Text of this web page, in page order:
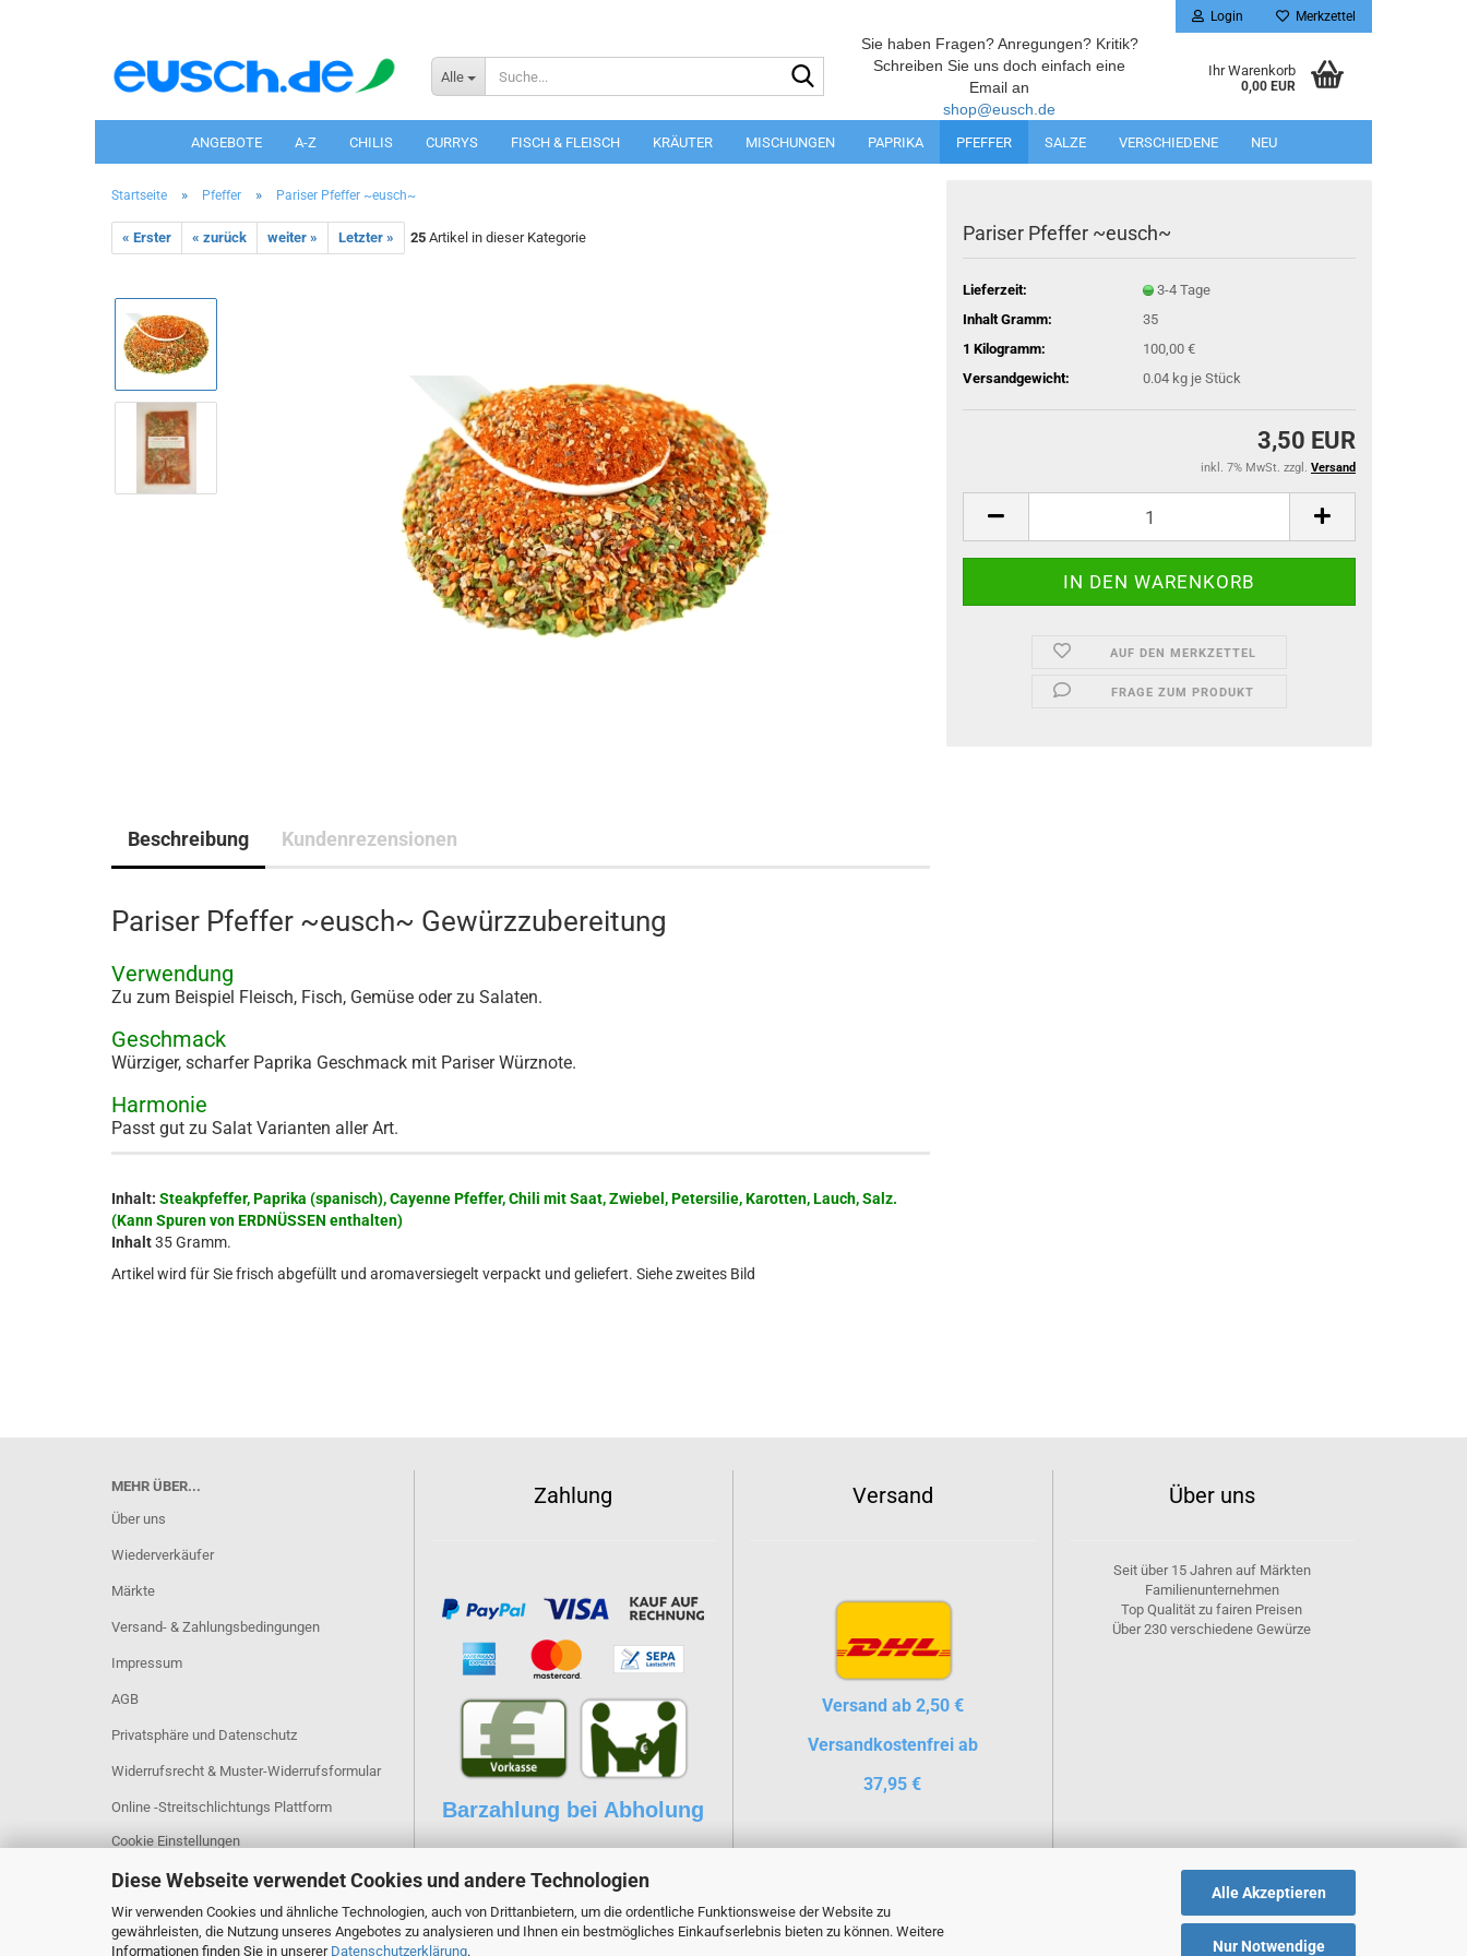
Diese Webseite verwendet Cookies und andere Technologien
Wir verwenden Cookies und ähnliche Technologien, auch von Drittanbietern, um die ordentliche Funktionsweise der Website zu
gewährleisten, die Nutzung unseres Angebotes zu analysieren und Ihnen ein bestmögliches Einkaufserlebnis bieten zu können. Weitere
Informationen finden Sie in unserer Datenschutzerklärung.
Alle Akzeptieren
Nur Notwendige
Login Merkzettel
Alle
Sie haben Fragen? Anregungen? Kritik?
Schreiben Sie uns doch einfach eine
Email an
shop@eusch.de
Ihr Warenkorb
0,00 EUR
ANGEBOTE A-Z CHILIS CURRYS FISCH & FLEISCH KRÄUTER MISCHUNGEN PAPRIKA PFEFFER SALZE VERSCHIEDENE NEU
Startseite » Pfeffer » Pariser Pfeffer ~eusch~
« Erster « zurück weiter » Letzter » 25 Artikel in dieser Kategorie Pariser Pfeffer ~eusch~
Lieferzeit:
3-4 Tage
Inhalt Gramm:
35
1 Kilogramm:
100,00 €
Versandgewicht:
0.04 kg je Stück
3,50 EUR
inkl. 7% MwSt. zzgl. Versand
AUF DEN MERKZETTEL
FRAGE ZUM PRODUKT
Beschreibung Kundenrezensionen
Pariser Pfeffer ~eusch~ Gewürzzubereitung
Verwendung
Zu zum Beispiel Fleisch, Fisch, Gemüse oder zu Salaten.
Geschmack
Würziger, scharfer Paprika Geschmack mit Pariser Würznote.
Harmonie
Passt gut zu Salat Varianten aller Art.
Inhalt: Steakpfeffer, Paprika (spanisch), Cayenne Pfeffer, Chili mit Saat, Zwiebel, Petersilie, Karotten, Lauch, Salz.
(Kann Spuren von ERDNÜSSEN enthalten)
Inhalt35 Gramm.
Artikel wird für Sie frisch abgefüllt und aromaversiegelt verpackt und geliefert. Siehe zweites Bild
MEHR ÜBER...
Über uns
Wiederverkäufer
Märkte
Versand- & Zahlungsbedingungen
Impressum
AGB
Privatsphäre und Datenschutz
Widerrufsrecht & Muster-Widerrufsformular
Online -Streitschlichtungs Plattform
Cookie Einstellungen
Zahlung
Barzahlung bei Abholung
Versand
Versand ab 2,50 €
Versandkostenfrei ab
37,95 €
Über uns
Seit über 15 Jahren auf Märkten
Familienunternehmen
Top Qualität zu fairen Preisen
Über 230 verschiedene Gewürze
Vertrag widerrufen